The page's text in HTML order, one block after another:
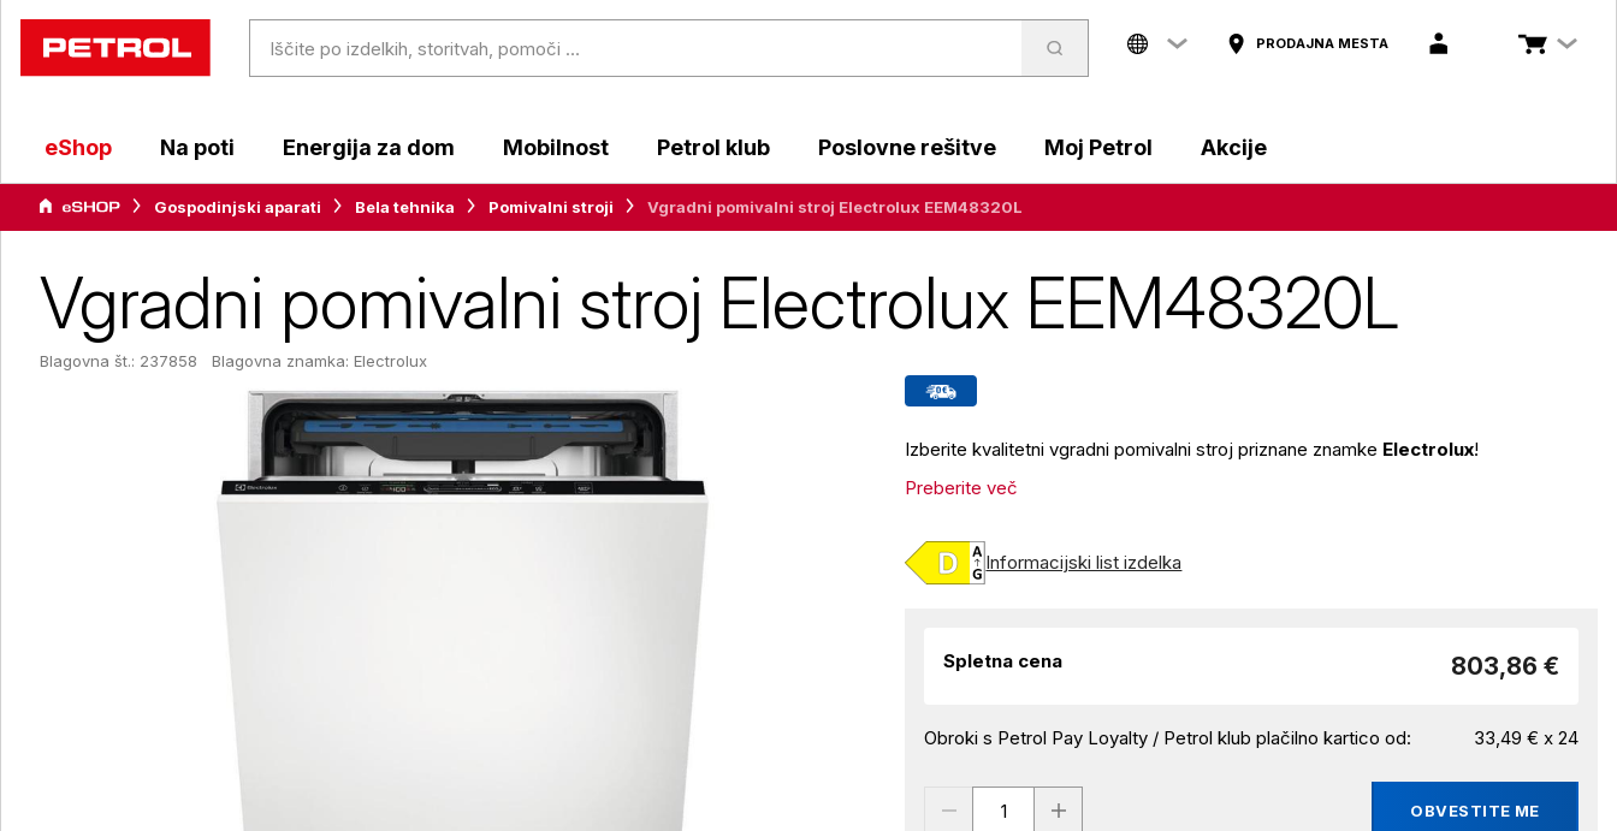
PRODAJNA MESTA
eShop Na poti Energija za dom Mobilnost Petrol klub Poslovne rešitve Moj Petrol Akcije
Gospodinjski aparati Bela tehnika Pomivalni stroji Vgradni pomivalni stroj Electrolux EEM48320L
Vgradni pomivalni stroj Electrolux EEM48320L
Blagovna št.: 237858 Blagovna znamka: Electrolux
Izberite kvalitetni vgradni pomivalni stroj priznane znamke Electrolux!
Preberite več
Informacijski list izdelka
Spletna cena 803,86 €
Obroki s Petrol Pay Loyalty / Petrol klub plačilno kartico od: 33,49 € x 24
OBVESTITE ME